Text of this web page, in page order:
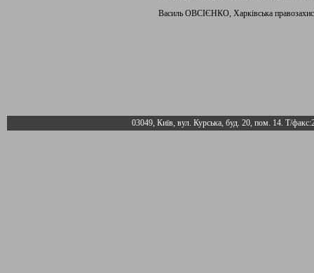
Василь ОВСІЄНКО, Харківська
03049, Київ, вул. Курська, буд. 20, пом. 14. Т/